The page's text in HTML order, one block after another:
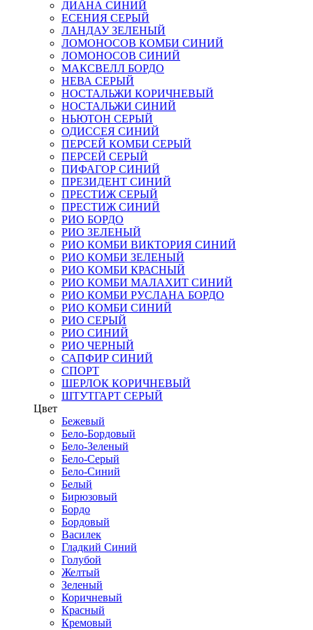
ДИАНА СИНИЙ
ЕСЕНИЯ СЕРЫЙ
ЛАНДАУ ЗЕЛЕНЫЙ
ЛОМОНОСОВ КОМБИ СИНИЙ
ЛОМОНОСОВ СИНИЙ
МАКСВЕЛЛ БОРДО
НЕВА СЕРЫЙ
НОСТАЛЬЖИ КОРИЧНЕВЫЙ
НОСТАЛЬЖИ СИНИЙ
НЬЮТОН СЕРЫЙ
ОДИССЕЯ СИНИЙ
ПЕРСЕЙ КОМБИ СЕРЫЙ
ПЕРСЕЙ СЕРЫЙ
ПИФАГОР СИНИЙ
ПРЕЗИДЕНТ СИНИЙ
ПРЕСТИЖ СЕРЫЙ
ПРЕСТИЖ СИНИЙ
РИО БОРДО
РИО ЗЕЛЕНЫЙ
РИО КОМБИ ВИКТОРИЯ СИНИЙ
РИО КОМБИ ЗЕЛЕНЫЙ
РИО КОМБИ КРАСНЫЙ
РИО КОМБИ МАЛАХИТ СИНИЙ
РИО КОМБИ РУСЛАНА БОРДО
РИО КОМБИ СИНИЙ
РИО СЕРЫЙ
РИО СИНИЙ
РИО ЧЕРНЫЙ
САПФИР СИНИЙ
СПОРТ
ШЕРЛОК КОРИЧНЕВЫЙ
ШТУТГАРТ СЕРЫЙ
Цвет
Бежевый
Бело-Бордовый
Бело-Зеленый
Бело-Серый
Бело-Синий
Белый
Бирюзовый
Бордо
Бордовый
Василек
Гладкий Синий
Голубой
Желтый
Зеленый
Коричневый
Красный
Кремовый